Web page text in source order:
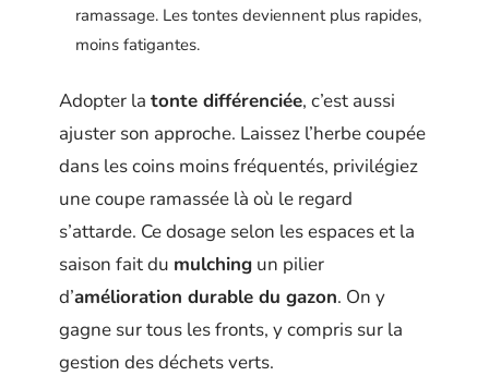
ramassage. Les tontes deviennent plus rapides,
moins fatigantes.
Adopter la tonte différenciée, c’est aussi
ajuster son approche. Laissez l’herbe coupée
dans les coins moins fréquentés, privilégiez
une coupe ramassée là où le regard
s’attarde. Ce dosage selon les espaces et la
saison fait du mulching un pilier
d’amélioration durable du gazon. On y
gagne sur tous les fronts, y compris sur la
gestion des déchets verts.